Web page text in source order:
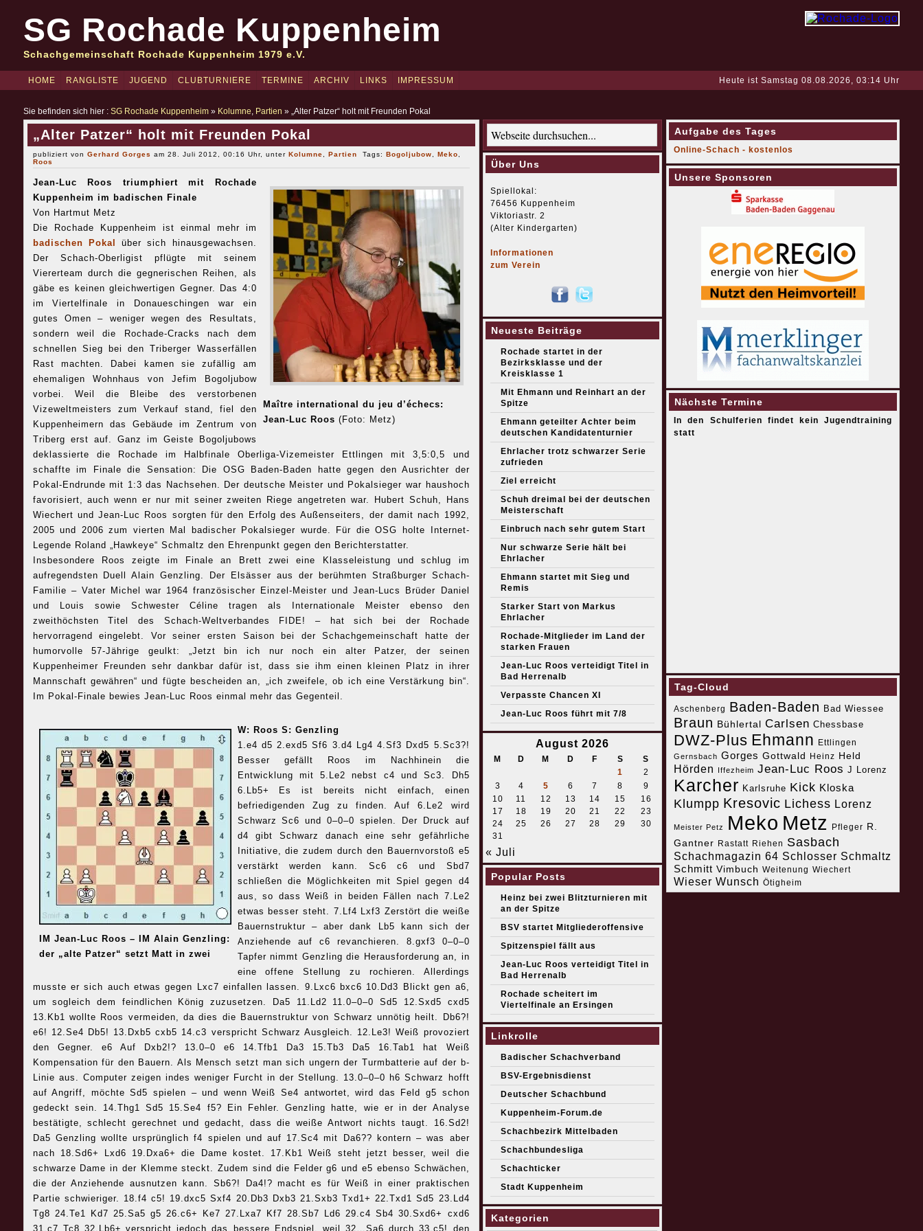
SG Rochade Kuppenheim
Schachgemeinschaft Rochade Kuppenheim 1979 e.V.
HOME RANGLISTE JUGEND CLUBTURNIERE TERMINE ARCHIV LINKS IMPRESSUM Heute ist Samstag 08.08.2026, 03:14 Uhr
Sie befinden sich hier : SG Rochade Kuppenheim» Kolumne, Partien » „Alter Patzer“ holt mit Freunden Pokal
„Alter Patzer“ holt mit Freunden Pokal
publiziert von Gerhard Gorges am 28. Juli 2012, 00:16 Uhr, unter Kolumne Partien Tags: Bogoljubow Meko
Roos
Maître international du jeu d’échecs:
Jean-Luc Roos (Foto: Metz)
Jean-Luc Roos triumphiert mit Rochade
Kuppenheim im badischen Finale
Von Hartmut Metz
Die Rochade Kuppenheim ist einmal mehr im
badischen Pokal
über sich hinausgewachsen.
Der Schach-Oberligist pflügte mit seinem
Viererteam durch die gegnerischen Reihen, als
gäbe es keinen gleichwertigen Gegner. Das 4:0
im Viertelfinale in Donaueschingen war ein
gutes Omen – weniger wegen des Resultats,
sondern weil die Rochade-Cracks nach dem
schnellen Sieg bei den Triberger Wasserfällen
Rast machten. Dabei kamen sie zufällig am
ehemaligen Wohnhaus von Jefim Bogoljubow
vorbei. Weil die Bleibe des verstorbenen
Vizeweltmeisters zum Verkauf stand, fiel den
Kuppenheimern das Gebäude im Zentrum von
Triberg erst auf. Ganz im Geiste Bogoljubows
deklassierte die Rochade im Halbfinale Oberliga-Vizemeister Ettlingen mit 3,5:0,5 und
schaffte im Finale die Sensation: Die OSG Baden-Baden hatte gegen den Ausrichter der
Pokal-Endrunde mit 1:3 das Nachsehen. Der deutsche Meister und Pokalsieger war haushoch
favorisiert, auch wenn er nur mit seiner zweiten Riege angetreten war. Hubert Schuh, Hans
Wiechert und Jean-Luc Roos sorgten für den Erfolg des Außenseiters, der damit nach 1992,
2005 und 2006 zum vierten Mal badischer Pokalsieger wurde.
Für die OSG holte Internet-
Legende Roland „Hawkeye“ Schmaltz den Ehrenpunkt gegen den Berichterstatter.
Insbesondere Roos zeigte im Finale an Brett zwei eine Klasseleistung und schlug im
aufregendsten Duell Alain Genzling. Der Elsässer aus der berühmten Straßburger Schach-
Familie – Vater Michel war 1964 französischer Einzel-Meister und Jean-Lucs Brüder Daniel
und Louis sowie Schwester Céline tragen als Internationale Meister ebenso den
zweithöchsten Titel des Schach-Weltverbandes FIDE! – hat sich bei der Rochade
hervorragend eingelebt. Vor seiner ersten Saison bei der Schachgemeinschaft hatte der
humorvolle 57-Jährige geulkt: „Jetzt bin ich nur noch ein alter Patzer, der seinen
Kuppenheimer Freunden sehr dankbar dafür ist, dass sie ihm einen kleinen Platz in ihrer
Mannschaft gewähren“ und fügte bescheiden an, „ich zweifele, ob ich eine Verstärkung bin“.
Im Pokal-Finale bewies Jean-Luc Roos einmal mehr das Gegenteil.
IM Jean-Luc Roos – IM Alain Genzling:
der „alte Patzer“ setzt Matt in zwei
W: Roos S: Genzling
1.e4 d5 2.exd5 Sf6 3.d4 Lg4 4.Sf3 Dxd5 5.Sc3?!
Besser gefällt Roos im Nachhinein die
Entwicklung mit 5.Le2 nebst c4 und Sc3. Dh5
6.Lb5+ Es ist bereits nicht einfach, einen
befriedigenden Zug zu finden. Auf 6.Le2 wird
Schwarz Sc6 und 0–0–0 spielen. Der Druck auf
d4 gibt Schwarz danach eine sehr gefährliche
Initiative, die zudem durch den Bauernvorstoß e5
verstärkt werden kann. Sc6 c6 und Sbd7
schließen die Möglichkeiten mit Spiel gegen d4
aus, so dass Weiß in beiden Fällen nach 7.Le2
etwas besser steht. 7.Lf4 Lxf3 Zerstört die weiße
Bauernstruktur – aber dank Lb5 kann sich der
Anziehende auf c6 revanchieren. 8.gxf3 0–0–0
Tapfer nimmt Genzling die Herausforderung an, in
eine offene Stellung zu rochieren. Allerdings
musste er sich auch etwas gegen Lxc7 einfallen lassen. 9.Lxc6 bxc6 10.Dd3 Blickt gen a6,
um sogleich dem feindlichen König zuzusetzen. Da5 11.Ld2 11.0–0–0 Sd5 12.Sxd5 cxd5
13.Kb1 wollte Roos vermeiden, da dies die Bauernstruktur von Schwarz unnötig heilt. Db6?!
e6! 12.Se4 Db5! 13.Dxb5 cxb5 14.c3 verspricht Schwarz Ausgleich. 12.Le3! Weiß provoziert
den Gegner. e6 Auf Dxb2!? 13.0–0 e6 14.Tfb1 Da3 15.Tb3 Da5 16.Tab1 hat Weiß
Kompensation für den Bauern. Als Mensch setzt man sich ungern der Turmbatterie auf der b-
Linie aus. Computer zeigen indes weniger Furcht in der Stellung. 13.0–0–0 h6 Schwarz hofft
auf Angriff, möchte Sd5 spielen – und wenn Weiß Se4 antwortet, wird das Feld g5 schon
gedeckt sein. 14.Thg1 Sd5 15.Se4 f5? Ein Fehler. Genzling hatte, wie er in der Analyse
bestätigte, schlecht gerechnet und gedacht, dass die weiße Antwort nichts taugt. 16.Sd2!
Da5 Genzling wollte ursprünglich f4 spielen und auf 17.Sc4 mit Da6?? kontern – was aber
nach 18.Sd6+ Lxd6 19.Dxa6+ die Dame kostet. 17.Kb1 Weiß steht jetzt besser, weil die
schwarze Dame in der Klemme steckt. Zudem sind die Felder g6 und e5 ebenso Schwächen,
die der Anziehende ausnutzen kann. Sb6?! Da4!? macht es für Weiß in einer praktischen
Partie schwieriger. 18.f4 c5! 19.dxc5 Sxf4 20.Db3 Dxb3 21.Sxb3 Txd1+ 22.Txd1 Sd5 23.Ld4
Tg8 24.Te1 Kd7 25.Sa5 g5 26.c6+ Ke7 27.Lxa7 Kf7 28.Sb7 Ld6 29.c4 Sb4 30.Sxd6+ cxd6
31.c7 Tc8 32.Lb6± verspricht jedoch das bessere Endspiel, weil 32…Sa6 durch 33.c5! den
Über Uns
Spiellokal:
76456 Kuppenheim
Viktoriastr. 2
(Alter Kindergarten)
Informationen
zum Verein
Neueste Beiträge
Rochade startet in der
Bezirksklasse und der
Kreisklasse 1
Mit Ehmann und Reinhart an der
Spitze
Ehmann geteilter Achter beim
deutschen Kandidatenturnier
Ehrlacher trotz schwarzer Serie
zufrieden
Ziel erreicht
Schuh dreimal bei der deutschen
Meisterschaft
Einbruch nach sehr gutem Start
Nur schwarze Serie hält bei
Ehrlacher
Ehmann startet mit Sieg und
Remis
Starker Start von Markus
Ehrlacher
Rochade-Mitglieder im Land der
starken Frauen
Jean-Luc Roos verteidigt Titel in
Bad Herrenalb
Verpasste Chancen XI
Jean-Luc Roos führt mit 7/8
August 2026
M D M D F S
S
1
2
3
4 5 6 7 8
9
10
11 12 13 14 15
16
17
18 19 20 21 22
23
24
25 26 27 28 29
30
31
« Juli
Popular Posts
Heinz bei zwei Blitzturnieren mit
an der Spitze
BSV startet Mitgliederoffensive
Spitzenspiel fällt aus
Jean-Luc Roos verteidigt Titel in
Bad Herrenalb
Rochade scheitert im
Viertelfinale an Ersingen
Linkrolle
Badischer Schachverband
BSV-Ergebnisdienst
Deutscher Schachbund
Kuppenheim-Forum.de
Schachbezirk Mittelbaden
Schachbundesliga
Schachticker
Stadt Kuppenheim
Kategorien
Aufgabe des Tages
Online-Schach - kostenlos
Unsere Sponsoren
Nächste Termine
In den Schulferien findet kein Jugendtraining
statt
Tag-Cloud
Aschenberg Baden-Baden Bad Wiessee
Braun Bühlertal Carlsen Chessbase
DWZ-Plus Ehmann Ettlingen
Gernsbach Gorges Gottwald Heinz Held
Hörden Iffezheim Jean-Luc Roos J Lorenz
Karcher Karlsruhe Kick Kloska
Klumpp Kresovic Lichess Lorenz
Meister Petz Meko Metz Pfleger R.
Gantner
Rastatt Riehen Sasbach
Schachmagazin 64 Schlosser Schmaltz
Schmitt Vimbuch Weitenung Wiechert
Wieser Wunsch Ötigheim